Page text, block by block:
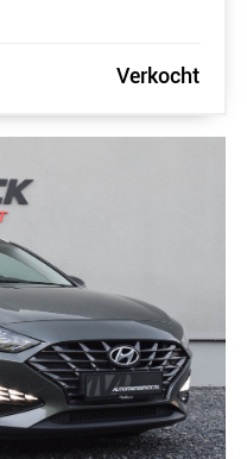
Verkocht